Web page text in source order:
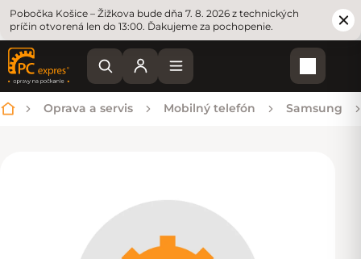
Pobočka Košice – Žižkova bude dňa 7. 8. 2026 z technických
príčin otvorená len do 13:00. Ďakujeme za pochopenie.
Domov
Oprava a servis Mobilný telefón Samsung